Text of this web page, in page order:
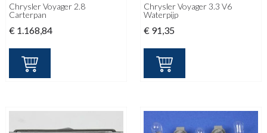
Chrysler Voyager 2.8
Carterpan
€ 1.168,84
Chrysler Voyager 3.3 V6
Waterpijp
€ 91,35